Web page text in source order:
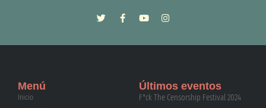
Menú
Inicio
Últimos eventos
F*ck The Censorship Festival 2024